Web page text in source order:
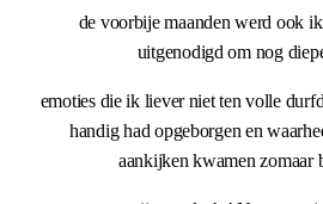
de voorbije maanden werd ook
uitgenodigd om nog
emoties die ik liever niet ten volle
handig had opgeborgen en
aankijken kwamen zomaar